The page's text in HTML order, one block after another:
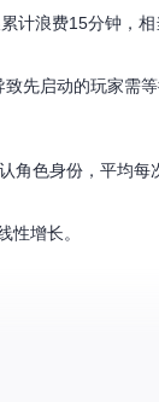
计浪费15分钟，相
先启动的玩家需
角色身份，平均
性增长。